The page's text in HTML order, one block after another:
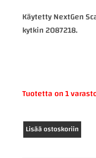
Käytetty NextGen
kytkin 2087218.
Tuotetta on 1
Scania
peruutussummerin
Lisää ostoskoriin